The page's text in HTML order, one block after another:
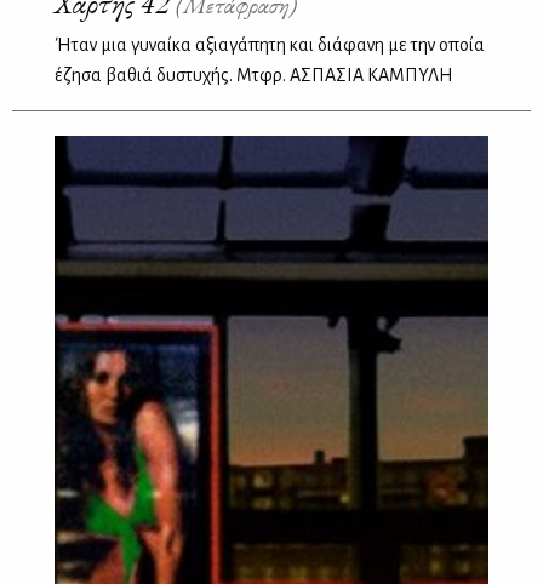
Ήταν μια γυναίκα αξιαγάπητη και διάφανη με την οποία
έζησα βαθιά δυστυχής. Μτφρ. ΑΣΠΑΣΙΑ ΚΑΜΠΥΛΗ